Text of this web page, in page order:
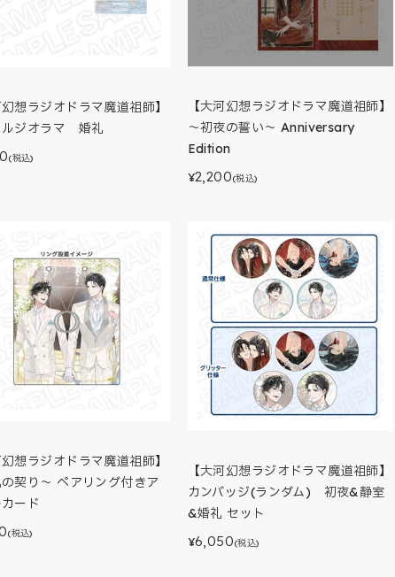
幻想ラジオドラマ魔道祖師】
ルジオラマ 婚礼
(税込)
【大河幻想ラジオドラマ魔道祖師】
～初夜の誓い～ Anniversary
Edition
¥2,200(税込)
幻想ラジオドラマ魔道祖師】
契り～ ペアリング付きア
ード
(税込)
【大河幻想ラジオドラマ魔道祖師】
カンバッジ(ランダム) 初夜&静室
&婚礼 セット
¥6,050(税込)